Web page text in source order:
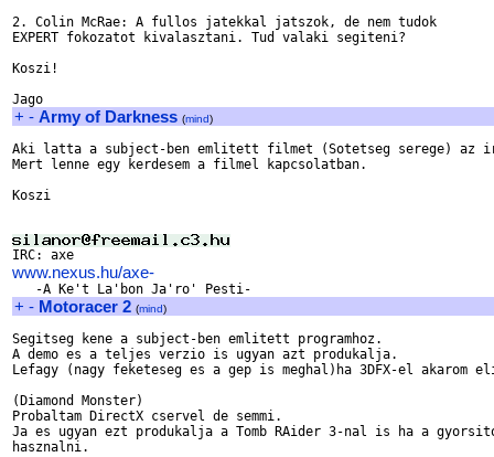
2. Colin McRae: A fullos jatekkal jatszok, de nem tudok
EXPERT fokozatot kivalasztani. Tud valaki segiteni?
Koszi!
+ - Army of Darkness (mind)
Aki latta a subject-ben emlitett filmet (Sotetseg serege) az
Mert lenne egy kerdesem a filmel kapcsolatban.
Koszi
www.nexus.hu/axe-
+ - Motoracer 2 (mind)
Segitseg kene a subject-ben emlitett programhoz.
A demo es a teljes verzio is ugyan azt produkalja.
Lefagy (nagy feketeseg es a gep is meghal)ha 3DFX-el akarom
(Diamond Monster)
Probaltam DirectX cservel de semmi.
Ja es ugyan ezt produkalja a Tomb RAider 3-nal is ha a
hasznalni.